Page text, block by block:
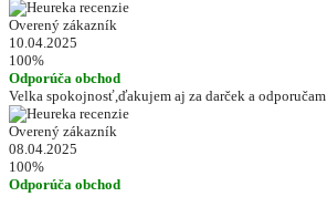
Overený zákazník
10.04.2025
100%
Odporúča obchod
Velka spokojnosť,ďakujem aj za darček a odporučam
Overený zákazník
08.04.2025
100%
Odporúča obchod